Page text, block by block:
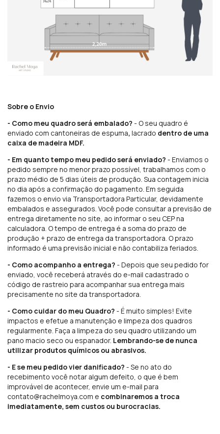
Sobre o Envio
- Como meu quadro será embalado? - O seu quadro é
enviado com cantoneiras de espuma, lacrado dentro de uma
caixa de madeira MDF.
- Em quanto tempo meu pedido será enviado? - Enviamos o
pedido sempre no menor prazo possível, trabalhamos com o
prazo médio de 5 dias úteis de produção. Sua contagem inicia
no dia após a confirmação do pagamento. Em seguida
fazemos o envio via Transportadora Particular, devidamente
embalados e assegurados. Você pode consultar a previsão de
entrega diretamente no site, ao informar o seu CEP na
calculadora. O tempo de entrega é a soma do prazo de
produção + prazo de entrega da transportadora. O prazo
informado é uma previsão inicial e não contabiliza feriados.
- Como acompanho a entrega? - Depois que seu pedido for
enviado, você receberá através do e-mail cadastrado o
código de rastreio para acompanhar sua entrega mais
precisamente no site da transportadora.
- Como cuidar do meu Quadro? - É muito simples! Evite
impactos e efetue a manutenção e limpeza dos quadros
regularmente. Faça a limpeza do seu quadro utilizando um
pano macio seco ou espanador. Lembrando-se de nunca
utilizar produtos químicos ou abrasivos.
- E se meu pedido vier danificado? - Se no ato do
recebimento você notar algum defeito, o que é bem
improvável de acontecer, envie um e-mail para
contato@rachelmoya.com e combinaremos a troca
imediatamente, sem custos ou burocracias.